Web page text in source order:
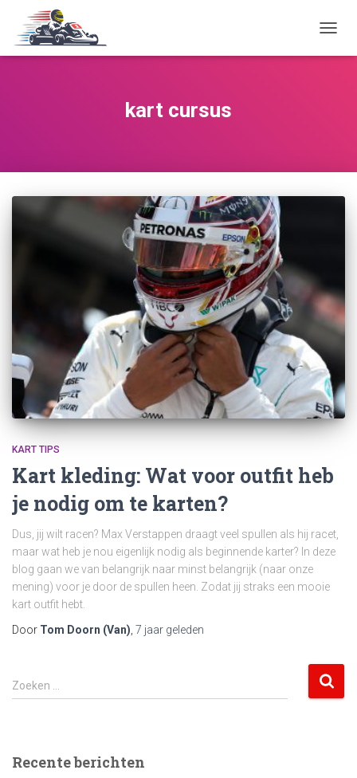
kart cursus
KART TIPS
Kart kleding: Wat voor outfit heb
je nodig om te karten?
Dus, jij wilt racen? Max Verstappen draagt veel spullen als hij racet,
maar wat heb je nou eigenlijk nodig als beginnende karter? In deze
blog gaan we van belangrijk naar minst belangrijk (naar onze
mening) voor je door de spullen heen. Zodat jij straks een mooie
kart outfit hebt.
Door Tom Doorn (Van) 7 jaar geleden
Z
o
n
Zoeken …
Recente berichten